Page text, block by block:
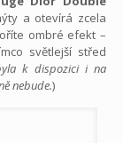
a otevírá zcela
ombré efekt –
světlejší střed
k dispozici i na
nebude.)